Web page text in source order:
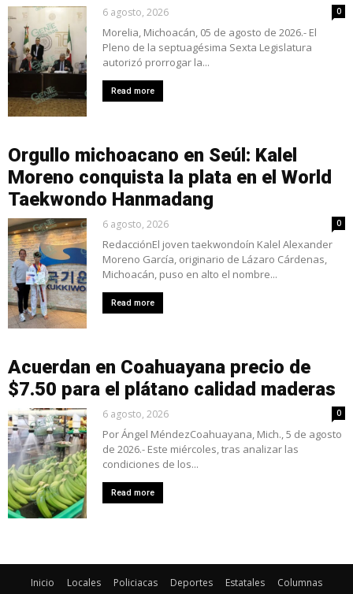
6 agosto, 2026 0
Morelia, Michoacán, 05 de agosto de 2026.- El
Pleno de la septuagésima Sexta Legislatura
autorizó prorrogar la...
Read more
Orgullo michoacano en Seúl: Kalel
Moreno conquista la plata en el World
Taekwondo Hanmadang
6 agosto, 2026 0
RedacciónEl joven taekwondoín Kalel Alexander
Moreno García, originario de Lázaro Cárdenas,
Michoacán, puso en alto el nombre...
Read more
Acuerdan en Coahuayana precio de
$7.50 para el plátano calidad maderas
6 agosto, 2026 0
Por Ángel MéndezCoahuayana, Mich., 5 de agosto
de 2026.- Este miércoles, tras analizar las
condiciones de los...
Read more
Inicio Locales Policiacas Deportes Estatales Columnas